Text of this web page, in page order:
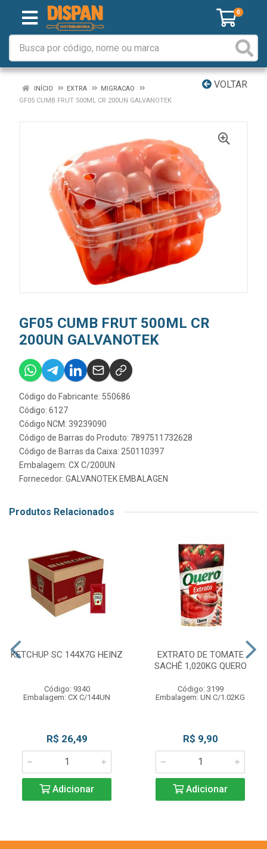
0
VOLTAR
INÍCIO EXTRA
MIGRACAO
GF05 CUMB FRUT 500ML CR 200UN GALVANOTEK
GF05 CUMB FRUT 500ML CR
200UN GALVANOTEK
Código do Fabricante: 550686
Código: 6127
Código NCM: 39239090
Código de Barras do Produto: 7897511732628
Código de Barras da Caixa: 250110397
Embalagem: CX C/200UN
Fornecedor: GALVANOTEK EMBALAGEN
Produtos Relacionados
KETCHUP SC 144X7G HEINZ
Código: 9340
Embalagem: CX C/144UN
R$ 26,49
Adicionar
EXTRATO DE TOMATE
SACHÊ 1,020KG QUERO
Código: 3199
Embalagem: UN C/1.02KG
R$ 9,90
Adicionar